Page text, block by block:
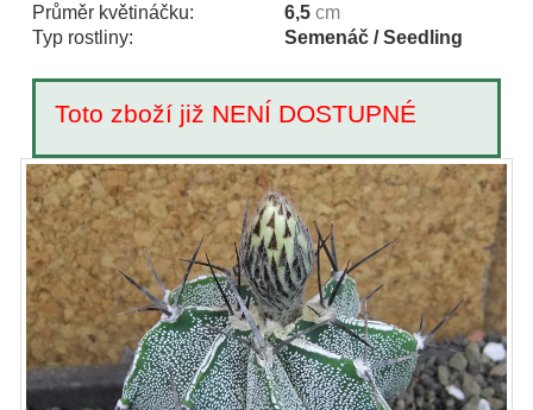
Průměr květináčku:
6,5 cm
Typ rostliny:
Semenáč / Seedling
Toto zboží již NENÍ DOSTUPNÉ